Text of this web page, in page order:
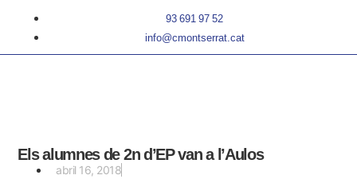
93 691 97 52
info@cmontserrat.cat
Els alumnes de 2n d’EP van a l’Aulos
abril 16, 2018